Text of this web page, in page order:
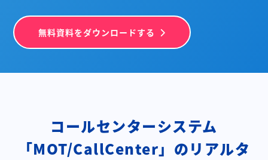
無料資料をダウンロードする
コールセンターシステム
「MOT/CallCenter」のリアルタ